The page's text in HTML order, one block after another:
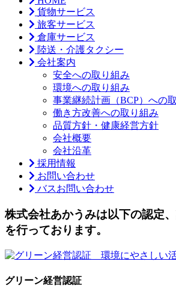
貨物サービス
旅客サービス
倉庫サービス
陸送・介護タクシー
会社案内
安全への取り組み
環境への取り組み
事業継続計画（BCP）への
働き方改善への取り組み
品質方針・健康経営方針
会社概要
会社沿革
採用情報
お問い合わせ
バスお問い合わせ
株式会社あかうみは以下の認定
を行っております。
グリーン経営認証